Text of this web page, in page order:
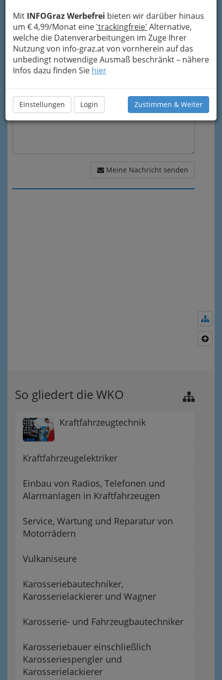
Mit INFOGraz Werbefrei bieten wir darüber hinaus
um € 4,99/Monat eine 'trackingfreie' Alternative,
welche die Datenverarbeitungen im Zuge Ihrer
Nutzung von info-graz.at von vornherein auf das
unbedingt notwendige Ausmaß beschränkt – nähere
Infos dazu finden Sie hier
Einstellungen Login Zustimmen & Weiter
Mein Betreff
Meine Nachricht
Meine Nachricht senden
So gliedert die WKO
Kraftfahrzeugtechnik
Kraftfahrzeugelektriker
Einbau von Radios, Telefonen und
Alarmanlagen in Kraftfahrzeugen
Service, Wartung und Reparatur von
Motorrädern
Vulkaniseure
Karosseriebautechniker,
Karosserielackierer und Wagner
Karosserie- und Fahrzeugbautechniker
Karosseriebauer einschließlich
Karosseriespengler und
Karosserielackierer